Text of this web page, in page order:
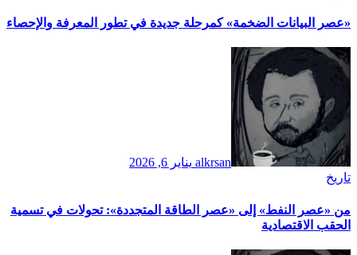
​«عصر البيانات الضخمة» كمرحلة جديدة في تطور المعرفة والإحصاء
alkrsan يناير 6, 2026
تاريخ
​من «عصر النفط» إلى «عصر الطاقة المتجددة»: تحولات في تسمية
الحقب الاقتصادية